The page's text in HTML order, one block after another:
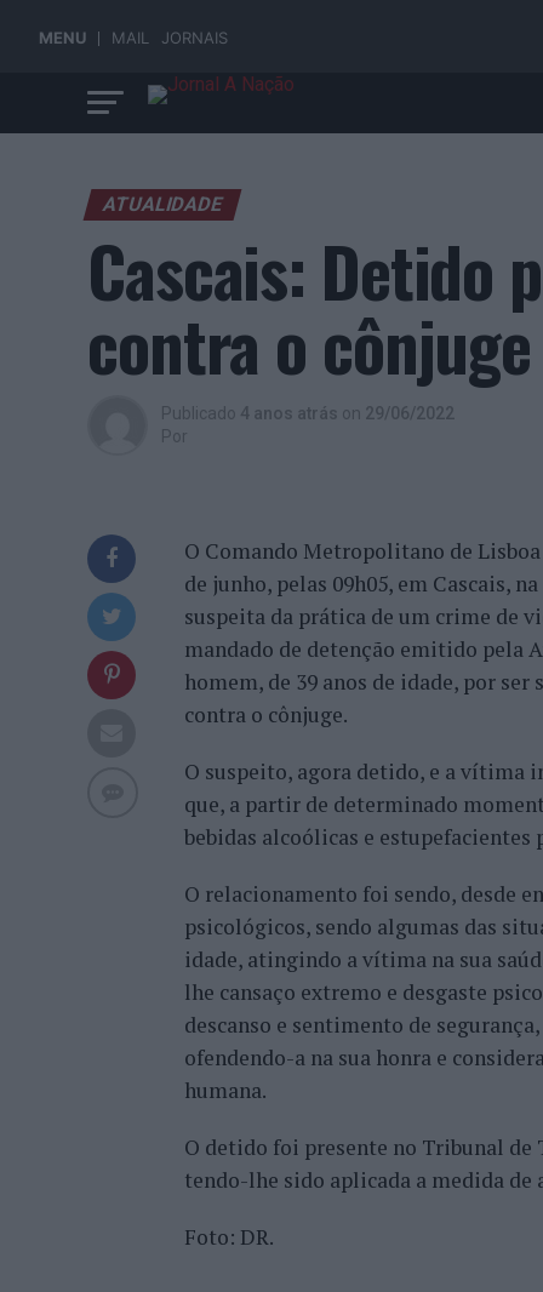
MENU MAIL JORNAIS
ATUALIDADE
Cascais: Detido
contra o cônjuge
Publicado 4 anos atrás on 29/06/2022
Por
O Comando Metropolitano de Lisboa
de junho, pelas 09h05, em Cascais,
suspeita da prática de um crime de
mandado de detenção emitido pela
homem, de 39 anos de idade, por
contra o cônjuge.
O suspeito, agora detido, e a vítima
que, a partir de determinado
bebidas alcoólicas e estupefacientes
O relacionamento foi sendo, desde
psicológicos, sendo algumas das
idade, atingindo a vítima na sua
lhe cansaço extremo e desgaste
descanso e sentimento de
ofendendo-a na sua honra e
humana.
O detido foi presente no Tribunal
tendo-lhe sido aplicada a medida
Foto: DR.